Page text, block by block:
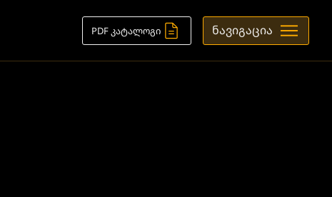
PDF კატალოგი ნავიგაცია